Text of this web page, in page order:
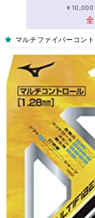
￥10,000
マルチファイバーコン